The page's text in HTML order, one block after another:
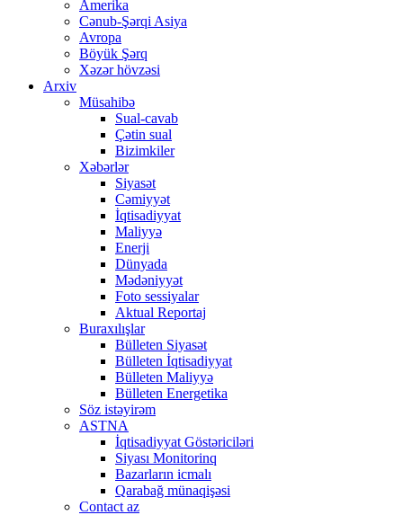
Amerika
Cənub-Şərqi Asiya
Avropa
Böyük Şərq
Xəzər hövzəsi
Arxiv
Müsahibə
Sual-cavab
Çətin sual
Bizimkiler
Xəbərlər
Siyasət
Cəmiyyət
İqtisadiyyat
Maliyyə
Enerji
Dünyada
Mədəniyyət
Foto sessiyalar
Aktual Reportaj
Buraxılışlar
Bülleten Siyasət
Bülleten İqtisadiyyat
Bülleten Maliyyə
Bülleten Energetika
Söz istəyirəm
ASTNA
İqtisadiyyat Göstəriciləri
Siyası Monitorinq
Bazarların icmalı
Qarabağ münaqişəsi
Contact az